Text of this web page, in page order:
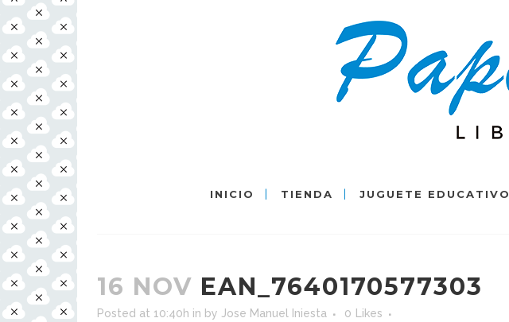
INICIO TIENDA JUGUETE EDUCATIVO
16 NOV EAN_7640170577303
Posted at 10:40h in by Jose Manuel Iniesta 0 Likes